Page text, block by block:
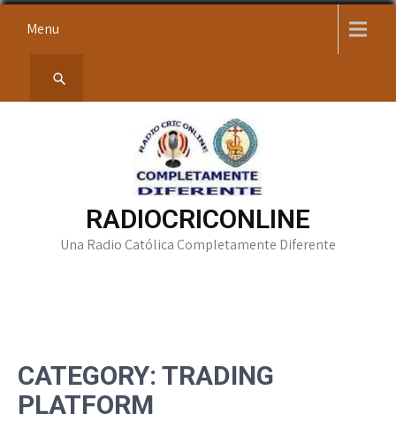
Menu
RADIOCRICONLINE
Una Radio Católica Completamente Diferente
CATEGORY: TRADING
PLATFORM